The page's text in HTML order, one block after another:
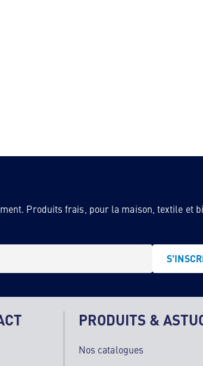
Produits frais, pour la maison, textile et
PRODUITS &
Nos catalogues